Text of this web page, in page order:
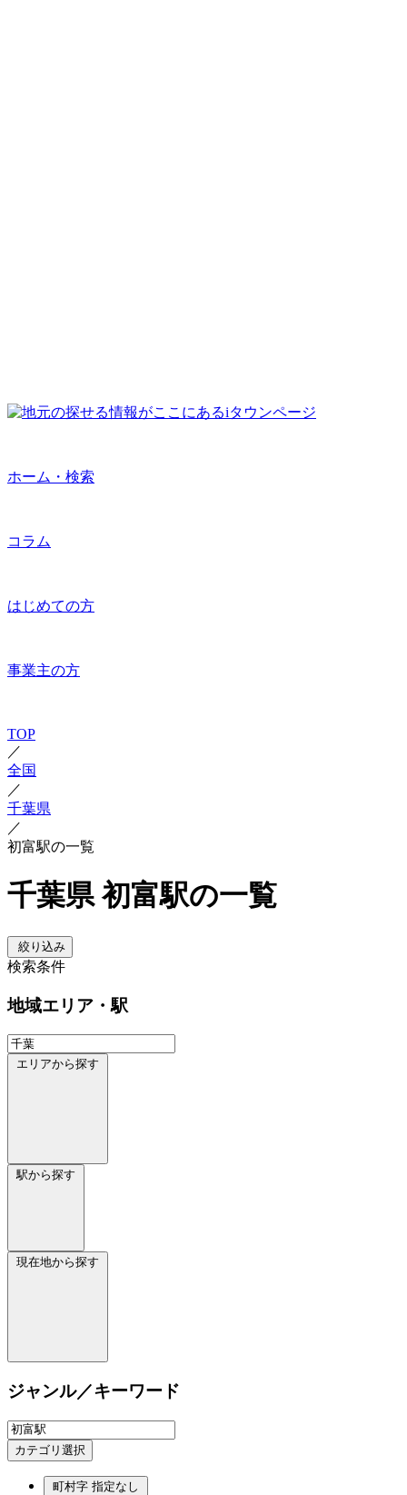
ホーム・検索
コラム
はじめての方
事業主の方
TOP
／
全国
／
千葉県
／
初富駅の一覧
千葉県 初富駅の一覧
絞り込み
検索条件
地域エリア・駅
エリアから探す
駅から探す
現在地から探す
ジャンル／キーワード
カテゴリ選択
町村字 指定なし